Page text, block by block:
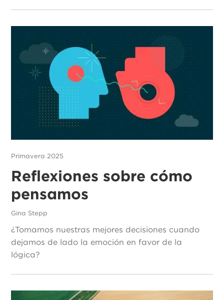
Primavera 2025
Reflexiones sobre cómo
pensamos
Gina Stepp
¿Tomamos nuestras mejores decisiones cuando
dejamos de lado la emoción en favor de la
lógica?